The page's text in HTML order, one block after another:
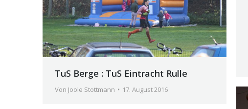
TuS Berge : TuS Eintracht Rulle
Von Joole Stottmann 17. August 2016